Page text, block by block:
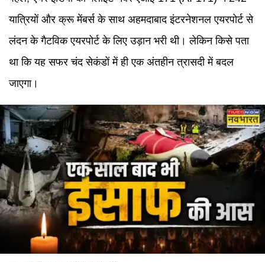
यात्रियों और क्रू मेंबर्स के साथ अहमदाबाद इंटरनेशनल एयरपोर्ट से
लंदन के गैटविक एयरपोर्ट के लिए उड़ान भरी थी। लेकिन किसे पता
था कि यह सफर चंद सेकंडों में ही एक अंतहीन त्रासदी में बदल
जाएगा।